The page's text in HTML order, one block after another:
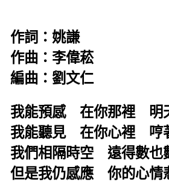
作詞：姚謙
作曲：李偉菘
編曲：劉文仁
我能預感 在你那裡 明
我能聽見 在你心裡 哼
我們相隔時空 遠得數也
但是我仍感應 你的心情